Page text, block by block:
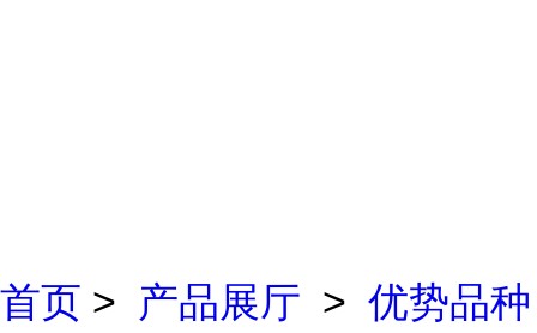
首页 > 产品展厅 > 优势品种